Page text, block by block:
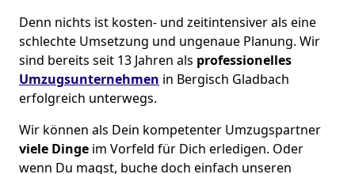
Denn nichts ist kosten- und zeitintensiver als eine
schlechte Umsetzung und ungenaue Planung. Wir
sind bereits seit 13 Jahren als professionelles
Umzugsunternehmen in Bergisch Gladbach
erfolgreich unterwegs.
Wir können als Dein kompetenter Umzugspartner
viele Dinge im Vorfeld für Dich erledigen. Oder
wenn Du magst, buche doch einfach unseren